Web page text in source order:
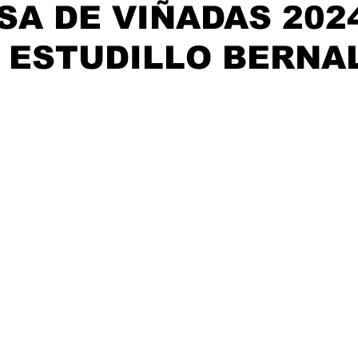
Baja California Ciencia & Tech Tecate, Baja
DE VIÑADAS
ESTUDILLO